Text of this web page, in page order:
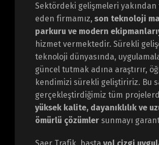
Sektördeki gelişmeleri yakından
eden firmamız, son teknoloji
parkuru ve modern
hizmet vermektedir. Sürekli
teknoloji dünyasında,
güncel tutmak adına araştırır,
kendimizi sürekli geliştiririz. Bu
gerçekleştirdiğimiz tüm
yüksek kalite, dayanıklılık ve
ömürlü çözümlersunmayı
Saer Trafik, başta yol çizgi